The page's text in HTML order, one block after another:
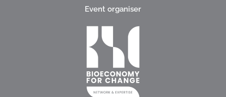
Event organiser